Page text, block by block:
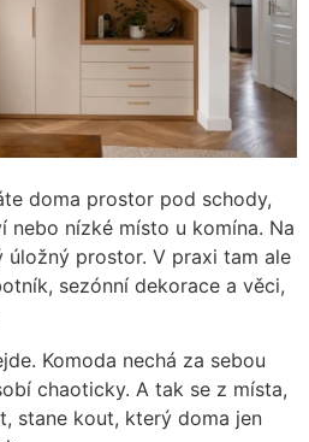
doma prostor pod schody,
nebo nízké místo u komína. Na
úložný prostor. V praxi tam ale
sezónní dekorace a věci,
Komoda nechá za sebou
chaoticky. A tak se z místa,
stane kout, který doma jen